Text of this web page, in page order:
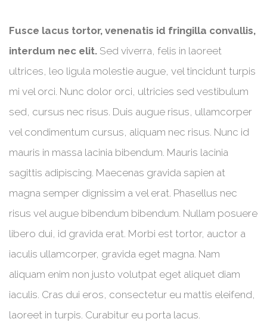
Fusce lacus tortor, venenatis id fringilla convallis,
interdum nec elit. Sed viverra, felis in laoreet
ultrices, leo ligula molestie augue, vel tincidunt turpis
mi vel orci. Nunc dolor orci, ultricies sed vestibulum
sed, cursus nec risus. Duis augue risus, ullamcorper
vel condimentum cursus, aliquam nec risus. Nunc id
mauris in massa lacinia bibendum. Mauris lacinia
sagittis adipiscing. Maecenas gravida sapien at
magna semper dignissim a vel erat. Phasellus nec
risus vel augue bibendum bibendum. Nullam posuere
libero dui, id gravida erat. Morbi est tortor, auctor a
iaculis ullamcorper, gravida eget magna. Nam
aliquam enim non justo volutpat eget aliquet diam
iaculis. Cras dui eros, consectetur eu mattis eleifend,
laoreet in turpis. Curabitur eu porta lacus.